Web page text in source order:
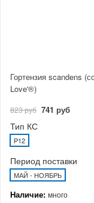
Гортензия scandens
Love'®)
823 руб 741 руб
Тип КС
P12
Период поставки
МАЙ - НОЯБРЬ
Наличие: много